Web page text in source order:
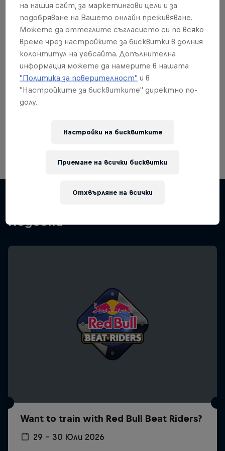
Още от това?
Breaking
Подобни
Want to train with Red Bull Beat Riders?
29 – 30 Юли 2026
на нашия сайт, за маркетингови цели и за
подобряване на Вашето онлайн преживяване.
Можете да оттеглите съгласието си по всяко
време чрез настройките за бисквитки в долния
колонтитул на уебсайта. Допълнителна
информация можете да намерите в нашата
"Политика за поверителност" и в
"Настройките за бисквитките" директно по-
долу.
Настройки на бисквитките
Отхвърляне на всички
Приемане на всички бисквитки